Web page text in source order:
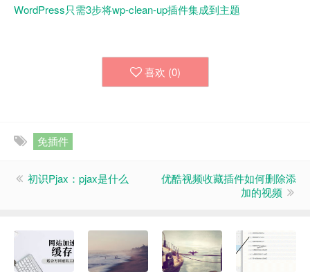
WordPress只需3步将wp-clean-up插件集成到主题
喜欢 (0)
免插件
初识Pjax：pjax是什么
优酷视频收藏插件如何删除添
加的视频